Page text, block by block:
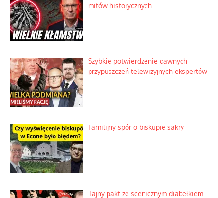
mitów historycznych
Szybkie potwierdzenie dawnych
przypuszczeń telewizyjnych ekspertów
Familijny spór o biskupie sakry
Tajny pakt ze scenicznym diabełkiem